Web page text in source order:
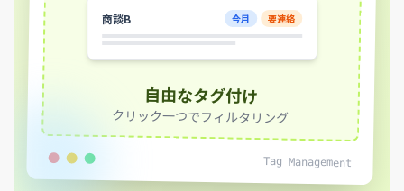
商談B 今月 要連絡
自由なタグ付け
クリック一つでフィルタリング
Tag Management